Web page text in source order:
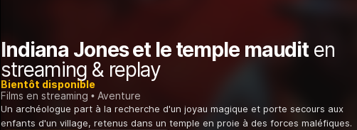
Indiana Jones et le temple mauditen
streaming & replay
Bientôt disponible
Films en streaming
Aventure
Un archéologue part à la recherche d'un joyau magique et porte secours aux
enfants d'un village, retenus dans un temple en proie à des forces maléfiques.